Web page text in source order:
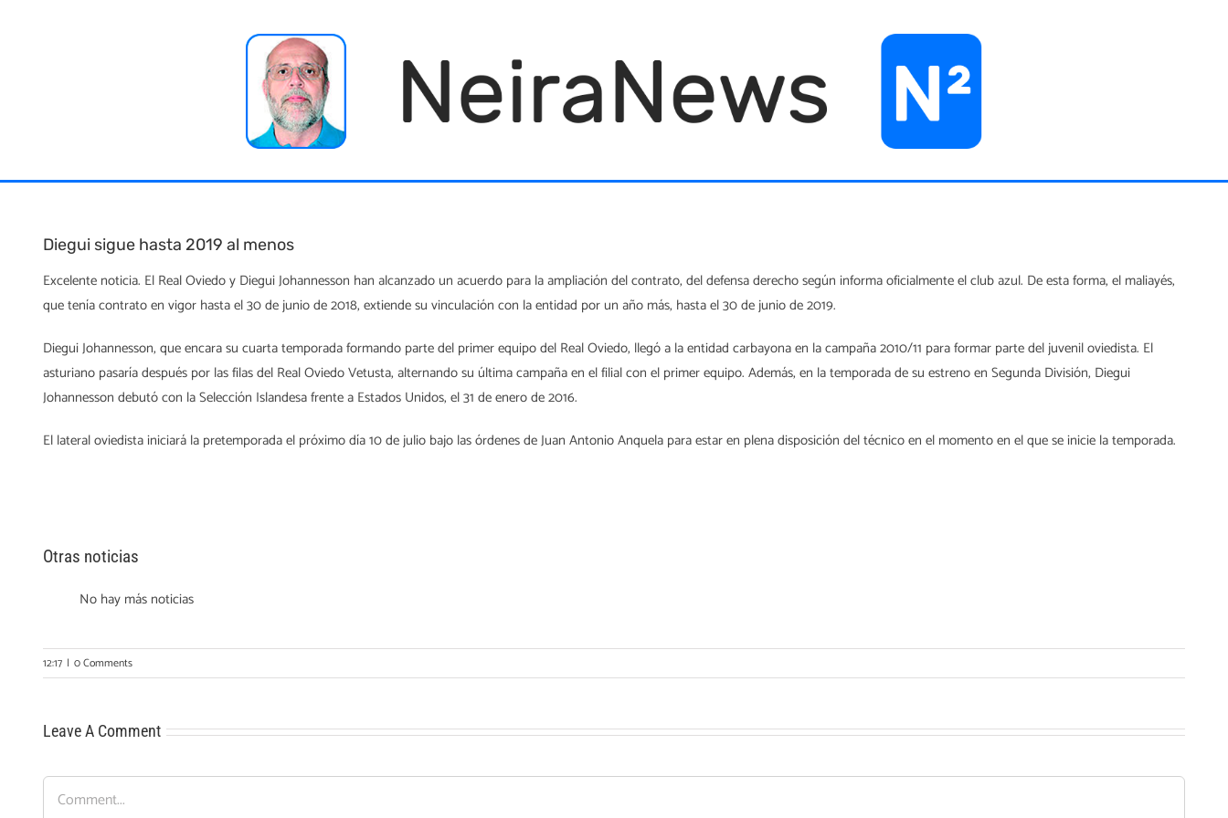
Diegui sigue hasta 2019 al menos
Excelente noticia. El Real Oviedo y Diegui Johannesson han alcanzado un acuerdo para la ampliación del contrato, del defensa derecho según informa oficialmente el club azul. De esta forma, el maliayés,
que tenía contrato en vigor hasta el 30 de junio de 2018, extiende su vinculación con la entidad por un año más, hasta el 30 de junio de 2019.
Diegui Johannesson, que encara su cuarta temporada formando parte del primer equipo del Real Oviedo, llegó a la entidad carbayona en la campaña 2010/11 para formar parte del juvenil oviedista. El
asturiano pasaría después por las filas del Real Oviedo Vetusta, alternando su última campaña en el filial con el primer equipo. Además, en la temporada de su estreno en Segunda División, Diegui
Johannesson debutó con la Selección Islandesa frente a Estados Unidos, el 31 de enero de 2016.
El lateral oviedista iniciará la pretemporada el próximo día 10 de julio bajo las órdenes de Juan Antonio Anquela para estar en plena disposición del técnico en el momento en el que se inicie la temporada.
Otras noticias
No hay más noticias
12:17 | 0 Comments
Leave A Comment
Comment